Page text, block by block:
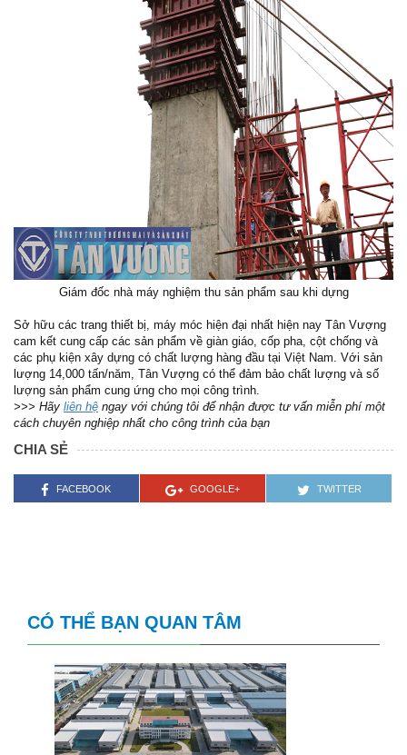
Giám đốc nhà máy nghiệm thu sản phẩm sau khi dựng
Sở hữu các trang thiết bị, máy móc hiện đại nhất hiện nay Tân Vượng
cam kết cung cấp các sản phẩm về giàn giáo, cốp pha, cột chống và
các phụ kiện xây dựng có chất lượng hàng đầu tại Việt Nam. Với sản
lượng 14,000 tấn/năm, Tân Vượng có thể đảm bảo chất lượng và số
lượng sản phẩm cung ứng cho mọi công trình.
>>> Hãy liên hệ ngay với chúng tôi để nhận được tư vấn miễn phí một
cách chuyên nghiệp nhất cho công trình của bạn
CHIA SẺ
FACEBOOK GOOGLE+ TWITTER
CÓ THỂ BẠN QUAN TÂM